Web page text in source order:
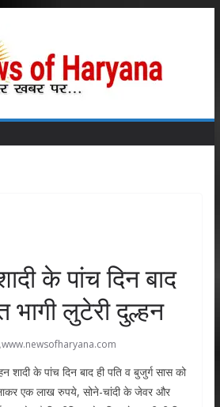
के पांच दिन बाद
भागी लुटेरी दुल्हन
www.newsofharyana.com
शादी के पांच दिन बाद ही पति व बुजुर्ग सास को
एक लाख रुपये, सोने-चांदी के जेवर और